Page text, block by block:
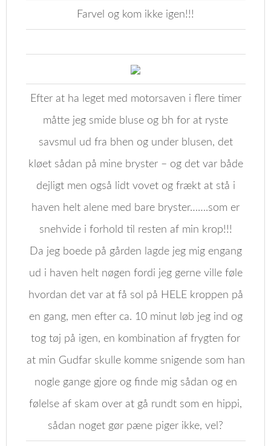
Farvel og kom ikke igen!!!
Efter at ha leget med motorsaven i flere timer
måtte jeg smide bluse og bh for at ryste
savsmul ud fra bhen og under blusen, det
kløet sådan på mine bryster – og det var både
dejligt men også lidt vovet og frækt at stå i
haven helt alene med bare bryster…….som er
snehvide i forhold til resten af min krop!!!
Da jeg boede på gården lagde jeg mig engang
ud i haven helt nøgen fordi jeg gerne ville føle
hvordan det var at få sol på HELE kroppen på
en gang, men efter ca. 10 minut løb jeg ind og
tog tøj på igen, en kombination af frygten for
at min Gudfar skulle komme snigende som han
nogle gange gjore og finde mig sådan og en
følelse af skam over at gå rundt som en hippi,
sådan noget gør pæne piger ikke, vel?